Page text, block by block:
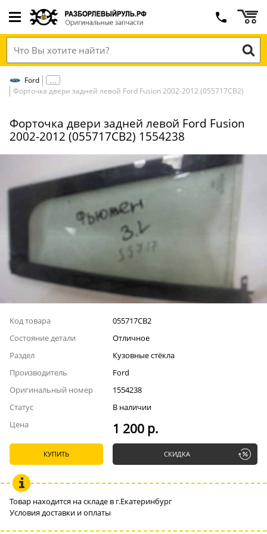
Ford
Форточка двери задней левой Ford Fusion 2002-2012 (055717СВ2)
Форточка двери задней левой Ford Fusion
2002-2012 (055717СВ2) 1554238
Код товара
055717СВ2
Состояние детали
Отличное
Раздел
Кузовные стёкла
Производитель
Ford
Оригинальный номер
1554238
Статус
В наличии
Цена
1 200 р.
КУПИТЬ СКИДКА
Товар находится на складе в г.Екатеринбург
Условия доставки и оплаты